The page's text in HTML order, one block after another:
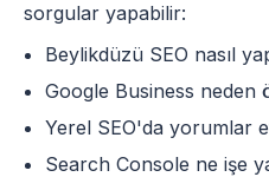
sorgular yapabilir:
Beylikdüzü SEO nasıl
Google Business neden
Yerel SEO'da yorumlar
Search Console ne işe